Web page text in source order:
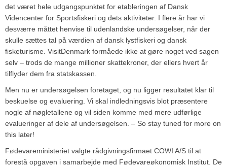
det været hele udgangspunktet for etableringen af Dansk
Videncenter for Sportsfiskeri og dets aktiviteter. I flere år har vi
desværre måttet henvise til udenlandske undersøgelser, når der
skulle sættes tal på værdien af dansk lystfiskeri og dansk
fisketurisme. VisitDenmark formåede ikke at gøre noget ved sagen
selv – trods de mange millioner skattekroner, der ellers hvert år
tilflyder dem fra statskassen.
Men nu er undersøgelsen foretaget, og nu ligger resultatet klar til
beskuelse og evaluering. Vi skal indledningsvis blot præsentere
nogle af nøgletallene og vil siden komme med mere udførlige
evalueringer af dele af undersøgelsen. – So stay tuned for more on
this later!
Fødevareministeriet valgte rådgivningsfirmaet COWI A/S til at
forestå opgaven i samarbejde med Fødevareøkonomisk Institut. De